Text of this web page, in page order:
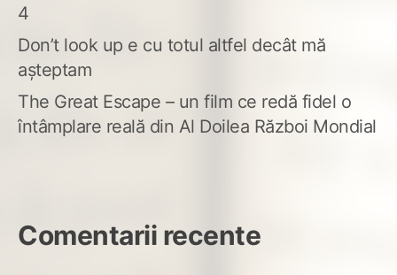
4
Don’t look up e cu totul altfel decât mă
așteptam
The Great Escape – un film ce redă fidel o
întâmplare reală din Al Doilea Război Mondial
Comentarii recente